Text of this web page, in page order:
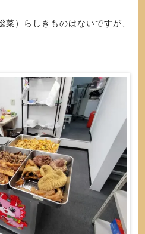
）らしきものはないですが、